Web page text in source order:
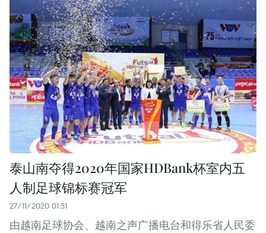
泰山南夺得2020年国家HDBank杯室内五
人制足球锦标赛冠军
27/11/2020 01:51
由越南足球协会、越南之声广播电台和得乐省人民委